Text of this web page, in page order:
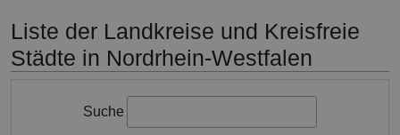
Liste der Landkreise und Kreisfreie
Städte in Nordrhein-Westfalen
Suche